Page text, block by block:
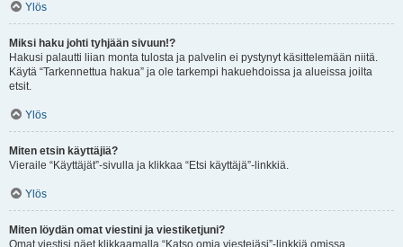
Ylös
Miksi haku johti tyhjään sivuun!?
Hakusi palautti liian monta tulosta ja palvelin ei pystynyt käsittelemään niitä.
Käytä “Tarkennettua hakua” ja ole tarkempi hakuehdoissa ja alueissa joilta
etsit.
Ylös
Miten etsin käyttäjiä?
Vieraile “Käyttäjät”-sivulla ja klikkaa “Etsi käyttäjä”-linkkiä.
Ylös
Miten löydän omat viestini ja viestiketjuni?
Omat viestisi näet klikkaamalla “Katso omia viestejäsi”-linkkiä omissa